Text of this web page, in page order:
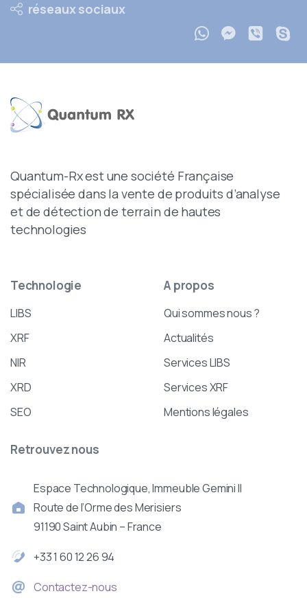
réseaux sociaux
Quantum-Rx est une société Française
spécialisée dans la vente de produits d’analyse
et de détection de terrain de hautes
technologies
Technologie
LIBS
XRF
NIR
XRD
SEO
A propos
Qui sommes nous ?
Actualités
Services LIBS
Services XRF
Mentions légales
Retrouveznous
Espace Technologique, Immeuble Gemini II
Route de l’Orme des Merisiers
91190 Saint Aubin – France
+33 1 60 12 26 94
Contactez-nous